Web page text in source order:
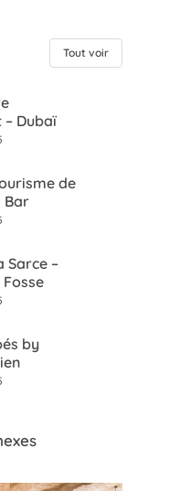
Tout voir
Dubaï
de
Bar
Sarce –
by